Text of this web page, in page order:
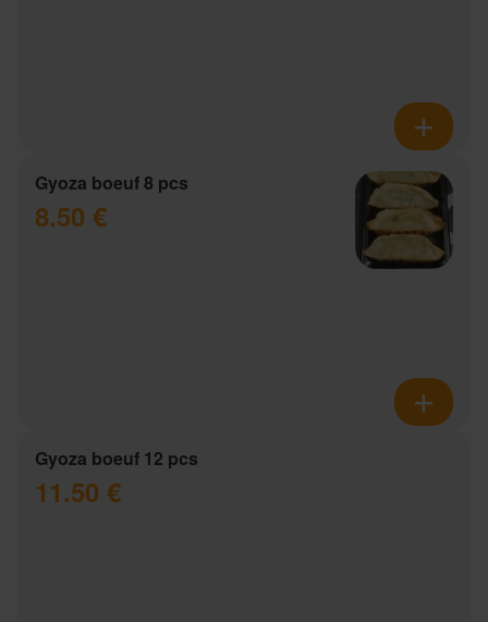
Gyoza boeuf 8 pcs
8.50 €
Gyoza boeuf 12 pcs
11.50 €